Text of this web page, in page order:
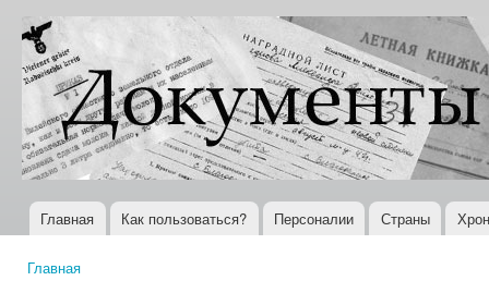
Документы
XX века
Всемирная
история в
Интернете
Главное меню
Главная Как пользоваться? Персоналии Страны
Главная